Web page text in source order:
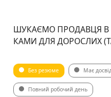
ШУКАЄМО ПРОДАВЦЯ В
КАМИ ДЛЯ ДОРОСЛИХ
Без резюме Має
Повний робочий день